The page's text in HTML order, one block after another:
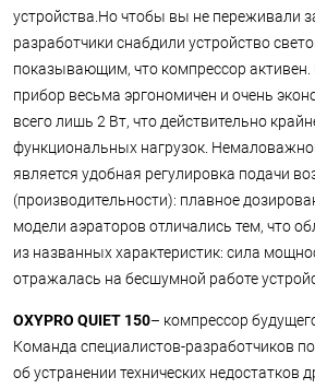
устройства.Но чтобы вы не переживали
разработчики снабдили устройство
показывающим, что компрессор
прибор весьма эргономичен и очень
всего лишь 2 Вт, что действительно
функциональных нагрузок.
является удобная регулировка подачи
(производительности): плавное
модели аэраторов отличались тем, что
из названных характеристик: сила
отражалась на бесшумной работе
OXYPRO QUIET 150– компрессор
Команда специалистов-разработчиков
об устранении технических недостатков